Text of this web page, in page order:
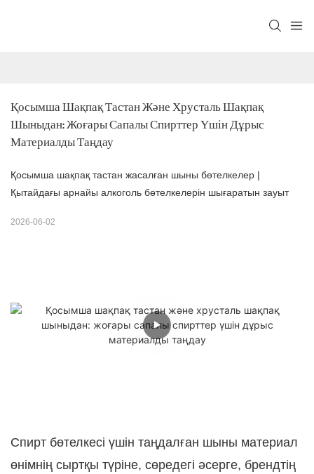
Қосымша Шақпақ Тастан Және Хрусталь Шақпақ
Шыныдан: Жоғары Сапалы Спирттер Үшін Дұрыс
Материалды Таңдау
Қосымша шақпақ тастан жасалған шыны бөтелкелер |
Қытайдағы арнайы алкоголь бөтелкелерін шығаратын зауыт
2026-06-02
Спирт бөтелкесі үшін таңдалған шыны материал
өнімнің сыртқы түріне, сөредегі әсерге, брендтің